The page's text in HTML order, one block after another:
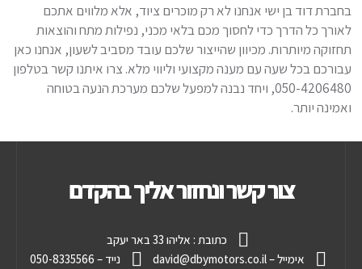
בחברת דוד בן ישי אנחנו לא רק מוכרים ציוד, אלא מלווים אתכם
לאורך כל הדרך כדי לחסוך מכם בלאי מכני, נפילות מתח והוצאות
תחזוקה מיותרות. מכיוון שהייצור שלכם עובד מסביב לשעון, אנחנו כאן
עבורכם בכל שעה עם מענה מקצועי וליווי מלא. צרו איתנו קשר בטלפון
050-4206480, ויחד נבנה למפעל שלכם מערכת הנעה בטוחה
ואמינה יותר.
צור קשר ונחזור אליך בהקדם
כתובת : אליהו 33 באר יעקב
אימייל – david@dbymotors.co.il
נייד – 050-8335566